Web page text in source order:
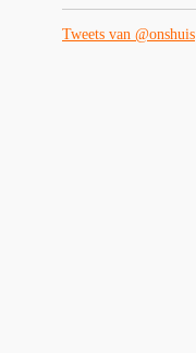
Tweets van @onshuis